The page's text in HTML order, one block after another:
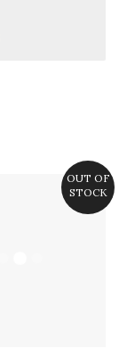
OUT OF
STOCK